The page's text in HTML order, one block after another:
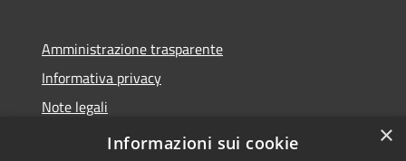
Amministrazione trasparente
Informativa privacy
Note legali
Dichiarazione di Accessibilità
×
Informazioni sui cookie